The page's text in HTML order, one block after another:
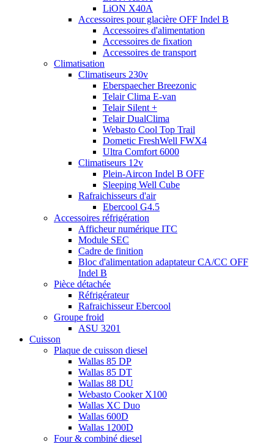
LiON X40A
Accessoires pour glacière OFF Indel B
Accessoires d'alimentation
Accessoires de fixation
Accessoires de transport
Climatisation
Climatiseurs 230v
Eberspaecher Breezonic
Telair Clima E-van
Telair Silent +
Telair DualClima
Webasto Cool Top Trail
Dometic FreshWell FWX4
Ultra Comfort 6000
Climatiseurs 12v
Plein-Aircon Indel B OFF
Sleeping Well Cube
Rafraichisseurs d'air
Ebercool G4.5
Accessoires réfrigération
Afficheur numérique ITC
Module SEC
Cadre de finition
Bloc d'alimentation adaptateur CA/CC OFF
Indel B
Pièce détachée
Réfrigérateur
Rafraichisseur Ebercool
Groupe froid
ASU 3201
Cuisson
Plaque de cuisson diesel
Wallas 85 DP
Wallas 85 DT
Wallas 88 DU
Webasto Cooker X100
Wallas XC Duo
Wallas 600D
Wallas 1200D
Four & combiné diesel